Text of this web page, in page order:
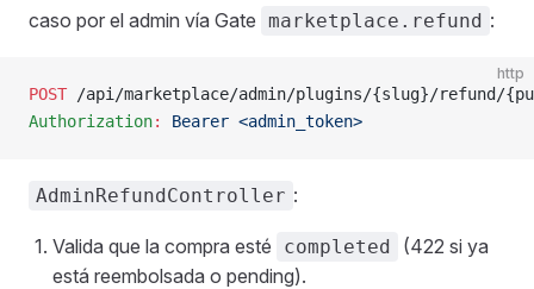
caso por el admin vía Gate marketplace.refund :
http
POST /api/marketplace/admin/plugins/{slug}/refund/
Authorization: Bearer <admin_token>
AdminRefundController :
Valida que la compra esté completed
(422 si ya
está reembolsada o pending).